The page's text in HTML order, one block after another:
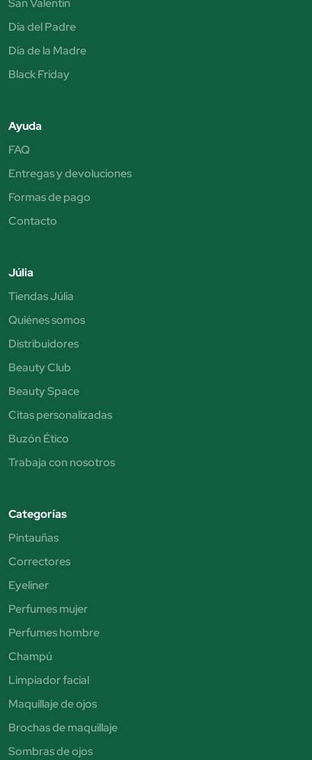
San Valentín
Día del Padre
Día de la Madre
Black Friday
Ayuda
FAQ
Entregas y devoluciones
Formas de pago
Contacto
Júlia
Tiendas Júlia
Quiénes somos
Distribuidores
Beauty Club
Beauty Space
Citas personalizadas
Buzón Ético
Trabaja con nosotros
Categorías
Pintauñas
Correctores
Eyeliner
Perfumes mujer
Perfumes hombre
Champú
Limpiador facial
Maquillaje de ojos
Brochas de maquillaje
Sombras de ojos